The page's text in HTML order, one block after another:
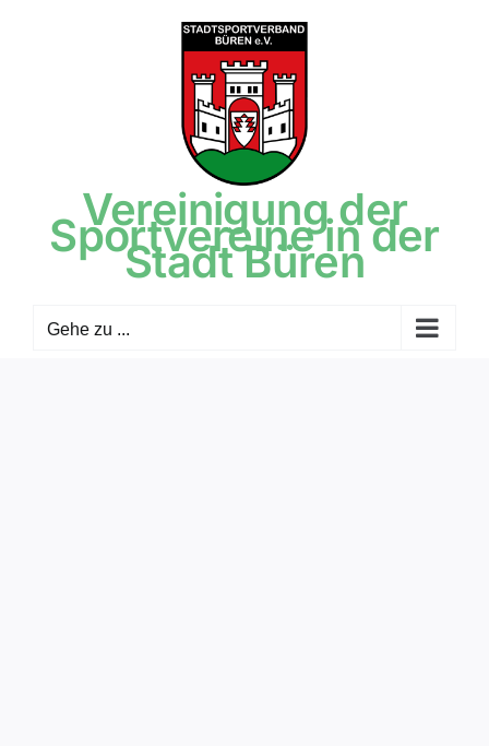
Vereinigung der
Sportvereine in der
Stadt Büren
Gehe zu ...